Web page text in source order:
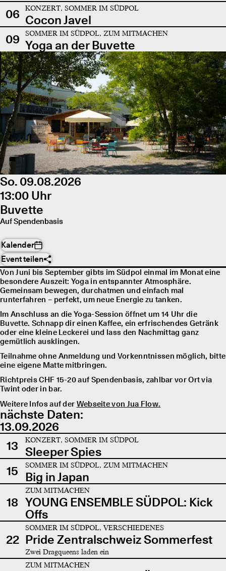
06 KONZERT, SOMMER IM SÜDPOL
Cocon Javel
09
SOMMER IM SÜDPOL, ZUM MITMACHEN
Yoga an der Buvette
So. 09.08.2026
13:00 Uhr
Buvette
Auf Spendenbasis
Kalender
Event teilen
Von Juni bis September gibts im Südpol einmal im Monat eine
besondere Auszeit: Yoga in entspannter Atmosphäre.
Gemeinsam bewegen, durchatmen und einfach mal
runterfahren – perfekt, um neue Energie zu tanken.
Im Anschluss an die Yoga-Session öffnet um 14 Uhr die
Buvette. Schnapp dir einen Kaffee, ein erfrischendes Getränk
oder eine kleine Leckerei und lass den Nachmittag ganz
gemütlich ausklingen.
Teilnahme ohne Anmeldung und Vorkenntnissen möglich, bitte
eine eigene Matte mitbringen.
Richtpreis CHF 15-20 auf Spendenbasis, zahlbar vor Ort via
Twint oder in bar.
Weitere Infos auf der Webseite von Jua Flow.
nächste Daten:
13.09.2026
13
KONZERT, SOMMER IM SÜDPOL
Sleeper Spies
15
SOMMER IM SÜDPOL, ZUM MITMACHEN
Big in Japan
18
ZUM MITMACHEN
YOUNG ENSEMBLE SÜDPOL: Kick
Offs
22
SOMMER IM SÜDPOL, VERSCHIEDENES
Pride Zentralschweiz Sommerfest
Zwei Dragqueens laden ein
ZUM MITMACHEN